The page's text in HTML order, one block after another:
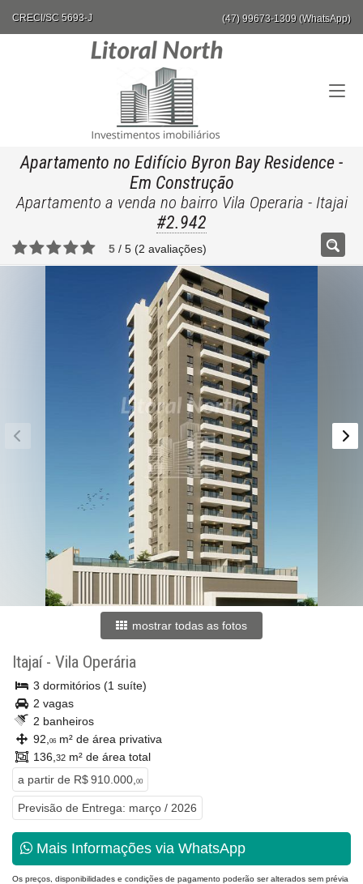
CRECI/SC 5693-J (47) 99673-1309 (WhatsApp)
Apartamento no Edifício Byron Bay Residence -
Em Construção
Apartamento a venda no bairro Vila Operaria - Itajai
#2.942
5 / 5 (2 avaliações)
mostrar todas as fotos
Itajaí- Vila Operária
3 dormitórios (1 suíte)
2 vagas
2 banheiros
92, 06 m² de área privativa
136, 32 m² de área total
a partir de R$ 910.000, 00
Previsão de Entrega: março / 2026
Mais Informações via WhatsApp
Os preços, disponibilidades e condições de pagamento poderão ser alterados sem prévia